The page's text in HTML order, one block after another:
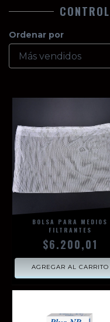
Ordenar por
BOLSA PARA MEDIOS
FILTRANTES
$6.200,01